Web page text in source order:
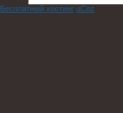
Бесплатный хостинг uCoz